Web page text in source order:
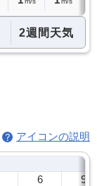
2週間天気
アイコンの説明
6 9